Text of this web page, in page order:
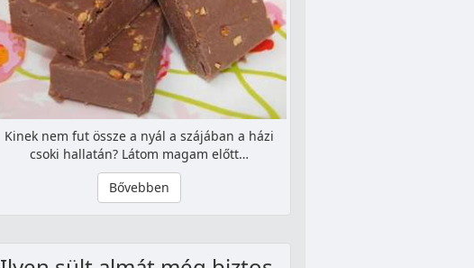
Kinek nem fut össze a nyál a szájában a házi
csoki hallatán? Látom magam előtt…
Bővebben